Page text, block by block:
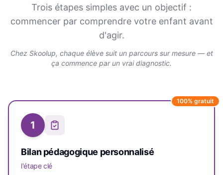
Trois étapes simples avec un objectif :
commencer par comprendre votre enfant avant
d'agir.
Chez Skoolup, chaque élève suit un parcours sur mesure — et
ça commence par un vrai diagnostic.
100% gratuit
1
Bilan pédagogique personnalisé
l'étape clé